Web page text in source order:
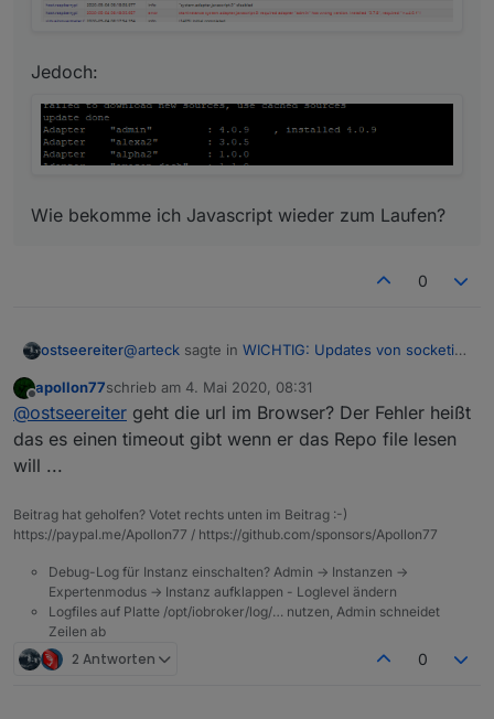
Jedoch:
Wie bekomme ich Javascript wieder zum Laufen?
0
ostseereiter@arteck sagte in WICHTIG: Updates von socketio,
iobroker update
root@debianhp:/opt/iobroker# iobroker
Used repository: latest
Cannot download json from http://
update done
kommt dann diese Fehlermeldung
Offline
apollon77schrieb am 4. Mai 2020, 08:31
zuletzt editiert von
@ostseereiter geht die url im Browser? Der Fehler heißt
das es einen timeout gibt wenn er das Repo file lesen
will ...
Beitrag hat geholfen? Votet rechts unten im Beitrag :-)
https://paypal.me/Apollon77 / https://github.com/sponsors/Apollon77
Debug-Log für Instanz einschalten? Admin -> Instanzen ->
Expertenmodus -> Instanz aufklappen - Loglevel ändern
Logfiles auf Platte /opt/iobroker/log/… nutzen, Admin schneidet
Zeilen ab
2 Antworten 0